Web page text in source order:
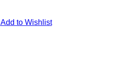
Add to Wishlist